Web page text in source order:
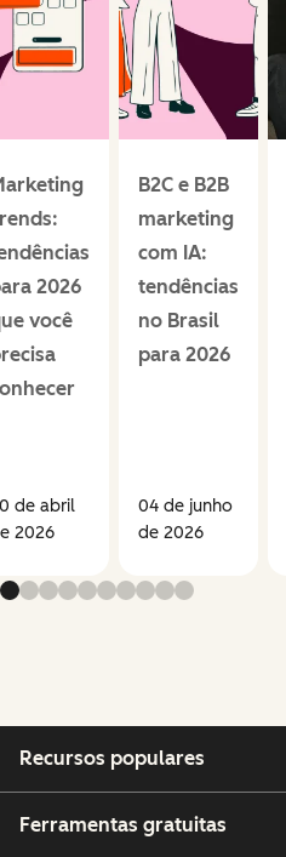
2026
você
de abril
2026
B2C e B2B
marketing
com IA:
tendências
no Brasil
para 2026
04 de junho
de 2026
Recursos populares
Ferramentas gratuitas